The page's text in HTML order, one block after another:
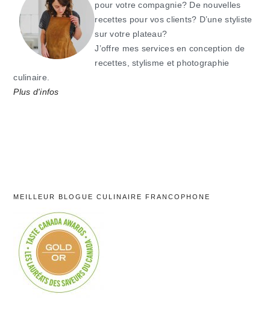
pour votre compagnie? De nouvelles
recettes pour vos clients? D’une styliste
sur votre plateau?
J’offre mes services en conception de
recettes, stylisme et photographie
culinaire.
Plus d'infos
MEILLEUR BLOGUE CULINAIRE FRANCOPHONE